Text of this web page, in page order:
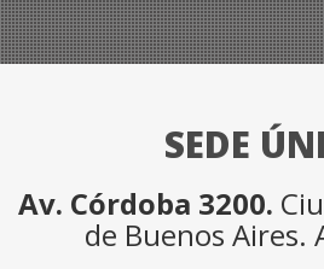
SEDE
Av. Córdoba 3200.
de Buenos Aires.